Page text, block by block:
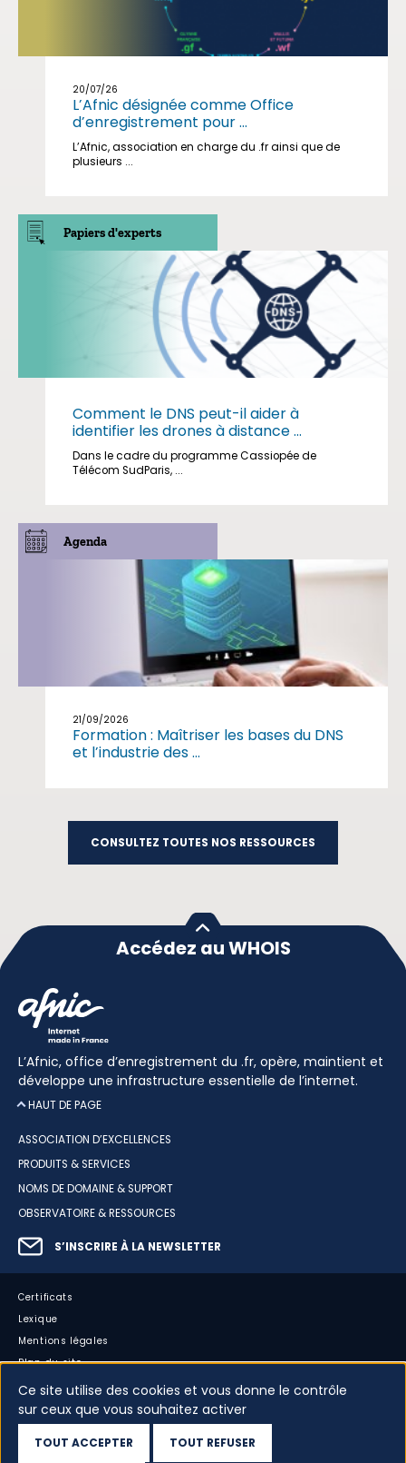
20/07/26
L’Afnic désignée comme Office
d’enregistrement pour ...
L’Afnic, association en charge du .fr ainsi que de
plusieurs ...
Papiers d'experts
Comment le DNS peut-il aider à
identifier les drones à distance ...
Dans le cadre du programme Cassiopée de
Télécom SudParis, ...
Agenda
21/09/2026
Formation : Maîtriser les bases du DNS
et l’industrie des ...
CONSULTEZ TOUTES NOS RESSOURCES
Accédez au WHOIS
L’Afnic, office d’enregistrement du .fr, opère, maintient et
développe une infrastructure essentielle de l’internet.
HAUT DE PAGE
ASSOCIATION D’EXCELLENCES
PRODUITS & SERVICES
NOMS DE DOMAINE & SUPPORT
OBSERVATOIRE & RESSOURCES
S’INSCRIRE À LA NEWSLETTER
Certificats
Lexique
Mentions légales
Plan du site
Accessibilité : partiellement conforme
Cookies
Vos données
Dispositif d’alerte
Ce site utilise des cookies et vous donne le contrôle
sur ceux que vous souhaitez activer
TOUT ACCEPTER TOUT REFUSER